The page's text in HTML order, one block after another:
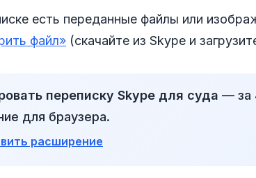
есть переданные файлы или
файл» (скачайте из Skype и
переписку Skype для суда — за
для браузера.
расширение